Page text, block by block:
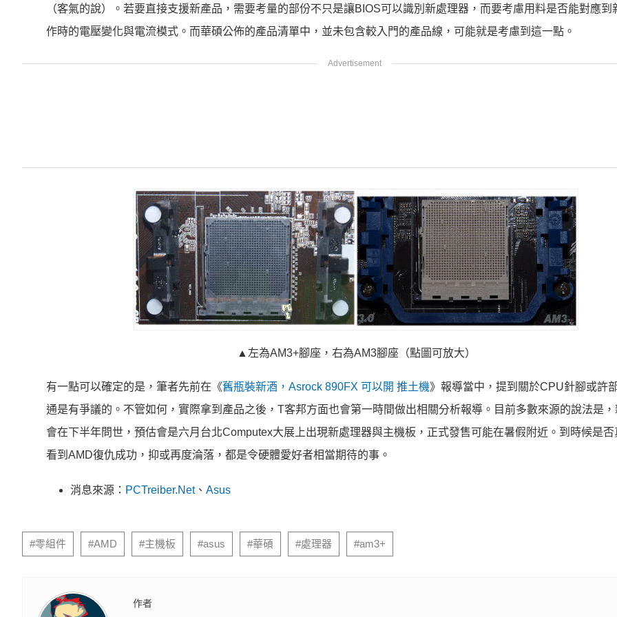
（客氣的說）。若要直接支援新產品，需要考量的部份不只是讓BIOS可以識別新處理器，而要考慮用料是否能對應到
作時的電壓變化與電流模式。而華碩公佈的產品清單中，並未包含較入門的產品線，可能就是考慮到這一點。
▲左為AM3+腳座，右為AM3腳座（點圖可放大）
有一點可以確定的是，筆者先前在《舊瓶裝新酒，Asrock 890FX 可以開 推土機》報導當中，提到關於CPU針腳或許
通是有爭議的。不管如何，實際拿到產品之後，T客邦方面也會第一時間做出相關分析報導。目前多數來源的說法是
會在下半年問世，預估會是六月台北Computex大展上出現新處理器與主機板，正式發售可能在暑假附近。到時候是否
看到AMD復仇成功，抑或再度淪落，都是令硬體愛好者相當期待的事。
消息來源： PCTreiber.Net、 Asus
#零組件 #AMD #主機板 #asus #華碩 #處理器 #am3+
作者